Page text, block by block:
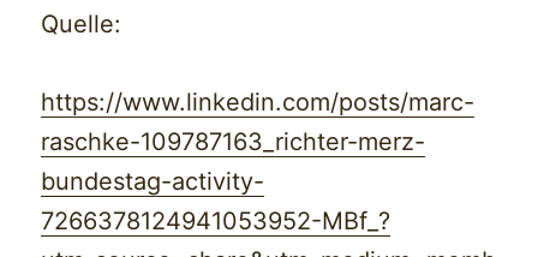
Quelle:
https://www.linkedin.com/posts/marc-
raschke-109787163_richter-merz-
bundestag-activity-
7266378124941053952-MBf_?